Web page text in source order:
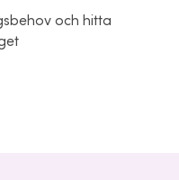
och hitta